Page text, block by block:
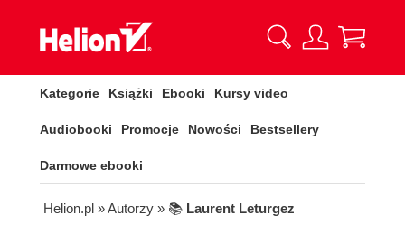
Kategorie Książki Ebooki Kursy video
Audiobooki Promocje Nowości Bestsellery
Darmowe ebooki
Helion.pl » Autorzy » 📚 Laurent Leturgez